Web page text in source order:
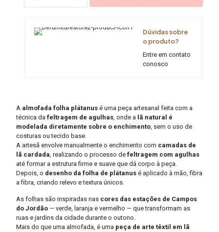
Natural
Dúvidas sobre
o produto?
Entre em contato
conosco
A almofada folha plátanus é uma peça artesanal feita com a
técnica da feltragem de agulhas, onde a lã natural é
modelada diretamente sobre o enchimento, sem o uso de
costuras ou tecido base.
A artesã envolve manualmente o enchimento com camadas de
lã cardada, realizando o processo de feltragem com agulhas
até formar a estrutura firme e suave que dá corpo à peça.
Depois, o desenho da folha de plátanus é aplicado à mão, fibra
a fibra, criando relevo e textura únicos.
As folhas são inspiradas nas cores das estações de Campos
do Jordão — verde, laranja e vermelho — que transformam as
ruas e jardins da cidade durante o outono.
Mais do que uma almofada, é uma peça de arte têxtil em lã